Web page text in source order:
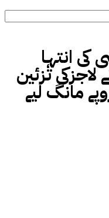
کی انتہا
تزئین
مانگ لیے